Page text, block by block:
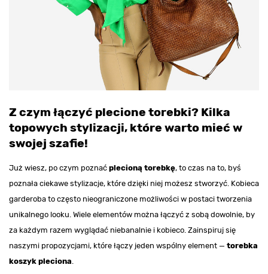
Z czym łączyć plecione torebki? Kilka
topowych stylizacji, które warto mieć w
swojej szafie!
Już wiesz, po czym poznać plecioną torebkę, to czas na to, byś
poznała ciekawe stylizacje, które dzięki niej możesz stworzyć. Kobieca
garderoba to często nieograniczone możliwości w postaci tworzenia
unikalnego looku. Wiele elementów można łączyć z sobą dowolnie, by
za każdym razem wyglądać niebanalnie i kobieco. Zainspiruj się
naszymi propozycjami, które łączy jeden wspólny element — torebka
koszyk pleciona.